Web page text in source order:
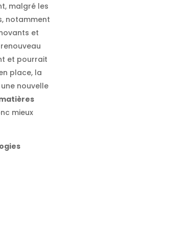
malgré les
notamment
et
et pourrait
place, la
nouvelle
mieux